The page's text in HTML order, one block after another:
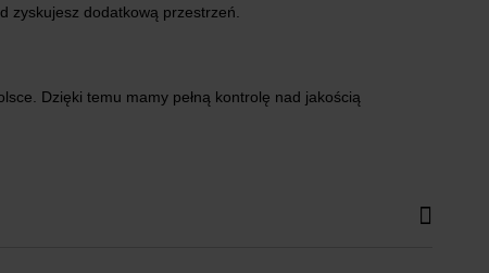
zyskujesz dodatkową przestrzeń.
Dzięki temu mamy pełną kontrolę nad jakością